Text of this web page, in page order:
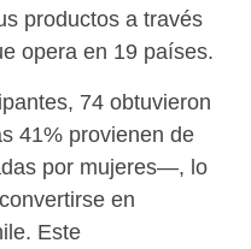
productos a través
opera en 19 países.
74 obtuvieron
41% provienen de
por mujeres—, lo
en
Este